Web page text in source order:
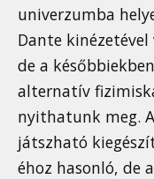
univerzumba
Dante
de a
alternatív
nyithatunk meg.
játszható
éhoz hasonló, de